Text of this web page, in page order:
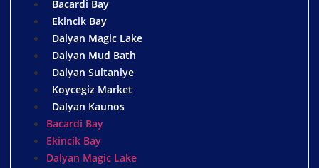
Bacardi Bay
Ekincik Bay
Dalyan Magic Lake
Dalyan Mud Bath
Dalyan Sultaniye
Koycegiz Market
Dalyan Kaunos
Bacardi Bay
Ekincik Bay
Dalyan Magic Lake